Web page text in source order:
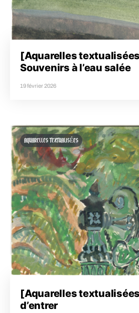
[Aquarelles
Souvenirs à l’eau salée
19 février 2026
AQUARELLES TEXTUALISÉES
[Aquarelles
d’entrer